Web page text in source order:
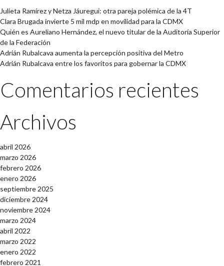
Julieta Ramírez y Netza Jáuregui: otra pareja polémica de la 4T
Clara Brugada invierte 5 mil mdp en movilidad para la CDMX
Quién es Aureliano Hernández, el nuevo titular de la Auditoría Superior
de la Federación
Adrián Rubalcava aumenta la percepción positiva del Metro
Adrián Rubalcava entre los favoritos para gobernar la CDMX
Comentarios recientes
Archivos
abril 2026
marzo 2026
febrero 2026
enero 2026
septiembre 2025
diciembre 2024
noviembre 2024
marzo 2024
abril 2022
marzo 2022
enero 2022
febrero 2021